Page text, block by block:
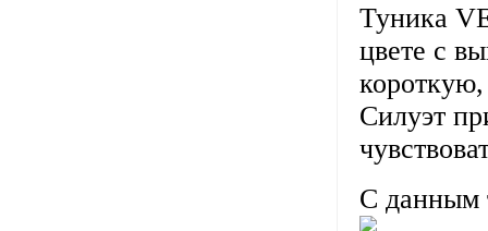
Туника
цвете с
короткую,
Силуэт
С данным